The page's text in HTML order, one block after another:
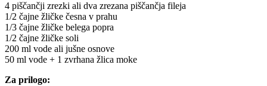
4 piščančji zrezki ali dva zrezana piščančja fileja
1/2 čajne žličke česna v prahu
1/3 čajne žličke belega popra
1/2 čajne žličke soli
200 ml vode ali jušne osnove
50 ml vode + 1 zvrhana žlica moke
Za prilogo: